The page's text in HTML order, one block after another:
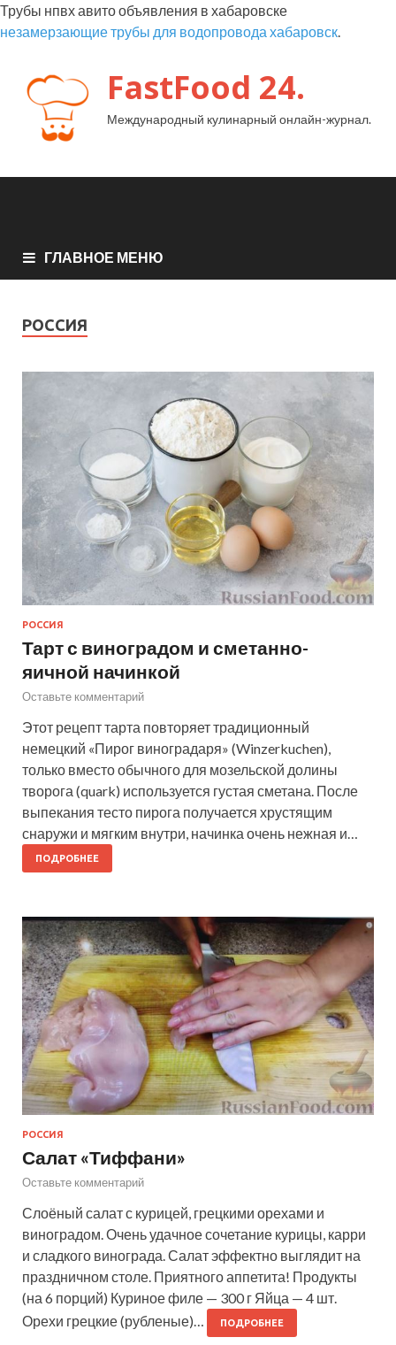
Трубы нпвх авито объявления в хабаровске
незамерзающие трубы для водопровода хабаровск.
FastFood 24.
Международный кулинарный онлайн-журнал.
ГЛАВНОЕ МЕНЮ
РОССИЯ
РОССИЯ
Тарт с виноградом и сметанно-
яичной начинкой
Оставьте комментарий
Этот рецепт тарта повторяет традиционный
немецкий «Пирог виноградаря» (Winzerkuchen),
только вместо обычного для мозельской долины
творога (quark) используется густая сметана. После
выпекания тесто пирога получается хрустящим
снаружи и мягким внутри, начинка очень нежная и…
ПОДРОБНЕЕ
РОССИЯ
Салат «Тиффани»
Оставьте комментарий
Слоёный салат с курицей, грецкими орехами и
виноградом. Очень удачное сочетание курицы, карри
и сладкого винограда. Салат эффектно выглядит на
праздничном столе. Приятного аппетита! Продукты
(на 6 порций) Куриное филе — 300 г Яйца — 4 шт.
Орехи грецкие (рубленые)…
ПОДРОБНЕЕ